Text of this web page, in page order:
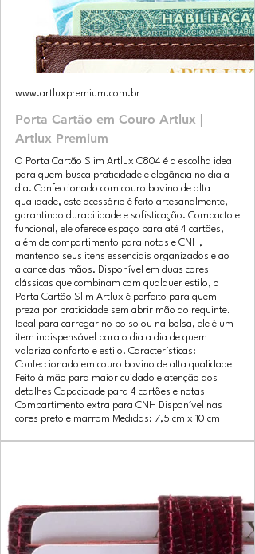
www.artluxpremium.com.br
Porta Cartão em Couro Artlux |
Artlux Premium
O Porta Cartão Slim Artlux C804 é a escolha ideal
para quem busca praticidade e elegância no dia a
dia. Confeccionado com couro bovino de alta
qualidade, este acessório é feito artesanalmente,
garantindo durabilidade e sofisticação. Compacto e
funcional, ele oferece espaço para até 4 cartões,
além de compartimento para notas e CNH,
mantendo seus itens essenciais organizados e ao
alcance das mãos. Disponível em duas cores
clássicas que combinam com qualquer estilo, o
Porta Cartão Slim Artlux é perfeito para quem
preza por praticidade sem abrir mão do requinte.
Ideal para carregar no bolso ou na bolsa, ele é um
item indispensável para o dia a dia de quem
valoriza conforto e estilo. Características:
Confeccionado em couro bovino de alta qualidade
Feito à mão para maior cuidado e atenção aos
detalhes Capacidade para 4 cartões e notas
Compartimento extra para CNH Disponível nas
cores preto e marrom Medidas: 7,5 cm x 10 cm